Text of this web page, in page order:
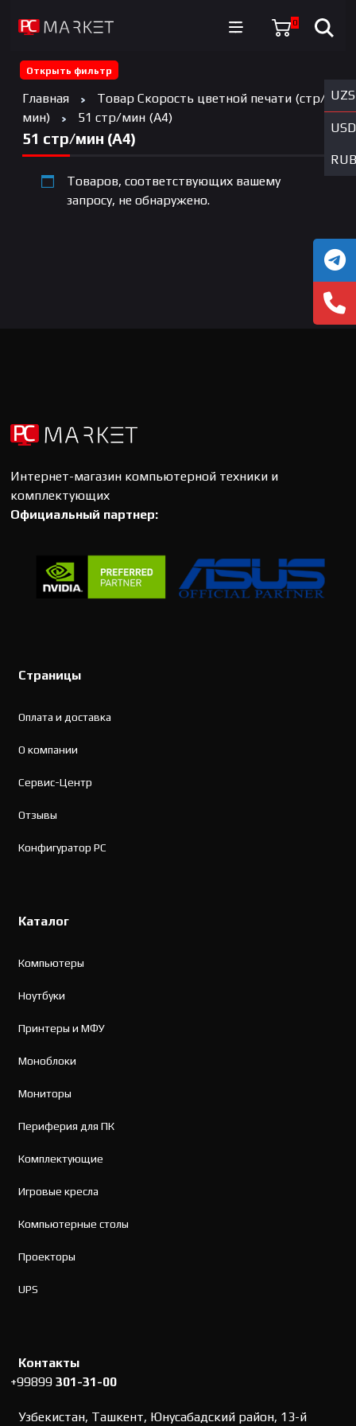
0
UZS
USD
RUB
Открыть фильтр
Главная
Товар Скорость цветной печати (стр/
мин)
51 стр/мин (А4)
51 стр/мин (А4)
Товаров, соответствующих вашему
запросу, не обнаружено.
Интернет-магазин компьютерной техники и
комплектующих
Официальный партнер:
Страницы
Оплата и доставка
О компании
Сервис-Центр
Отзывы
Конфигуратор PC
Каталог
Компьютеры
Ноутбуки
Принтеры и МФУ
Моноблоки
Мониторы
Периферия для ПК
Комплектующие
Игровые кресла
Компьютерные столы
Проекторы
UPS
Контакты
+99899301-31-00
Узбекистан, Ташкент, Юнусабадский район, 13-й